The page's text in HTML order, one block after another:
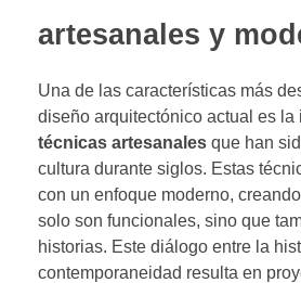
artesanales y
Una de las características más
diseño arquitectónico actual es la
técnicas artesanales que han
cultura durante siglos. Estas
con un enfoque moderno,
solo son funcionales, sino que
historias. Este diálogo entre la
contemporaneidad resulta en